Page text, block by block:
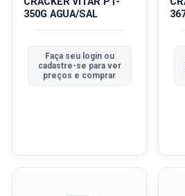
350G AGUA/SAL
Faça seu login ou
cadastre-se para ver
preços e comprar